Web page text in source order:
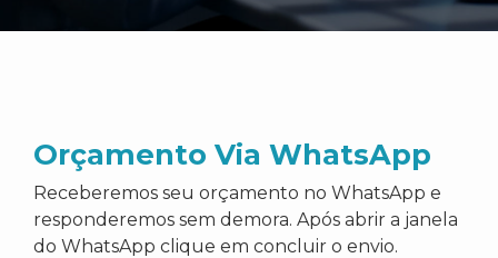
Orçamento Via WhatsApp
Receberemos seu orçamento no WhatsApp e
responderemos sem demora. Após abrir a janela
do WhatsApp clique em concluir o envio.